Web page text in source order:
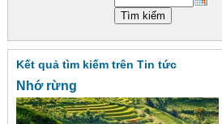
Liên hệ
Tìm kiếm
Kết quả tìm kiếm trên Tin tức
Nhớ rừng